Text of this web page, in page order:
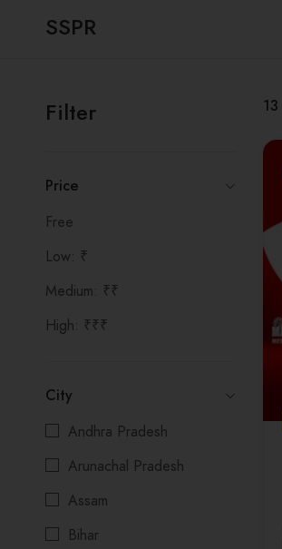
SSPR
Filter
Price
Free
Low: ₹
Medium: ₹₹
High: ₹₹₹
City
Andhra Pradesh
Arunachal Pradesh
Assam
Bihar
13